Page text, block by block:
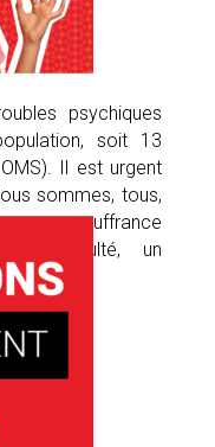
psychiques
soit 13
Il est urgent
sommes, tous,
en souffrance
en difficulté, un